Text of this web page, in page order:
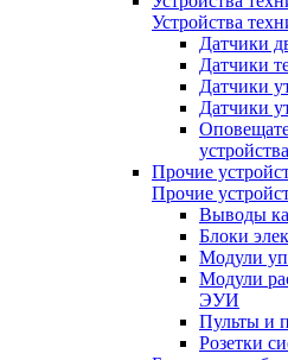
Устройства
Датчики
Датчики
Датчики
Датчики
устройства
Прочие
Прочие
Выводы
Блоки
Модули
Модули
ЭУИ
Пульты и
Розетки